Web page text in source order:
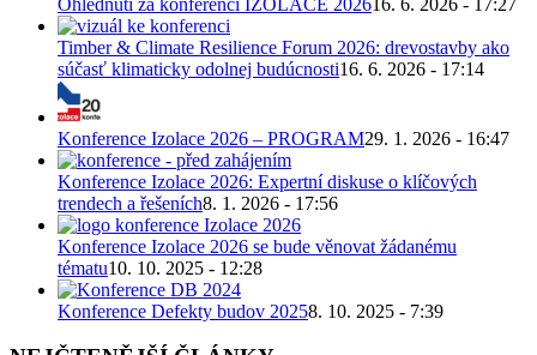
Timber & Climate Resilience Forum 2026: drevostavby ako
súčasť klimaticky odolnej budúcnosti16. 6. 2026 - 17:14
Konference Izolace 2026 – PROGRAM29. 1. 2026 - 16:47
Konference Izolace 2026: Expertní diskuse o klíčových
trendech a řešeních8. 1. 2026 - 17:56
Konference Izolace 2026 se bude věnovat žádanému
tématu10. 10. 2025 - 12:28
Konference Defekty budov 20258. 10. 2025 - 7:39